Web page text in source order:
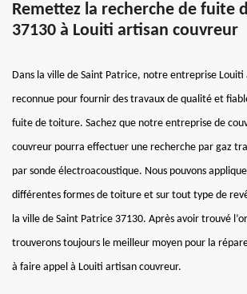
Remettez la recherche de fuite
37130 à Louiti artisan couvreur
Dans la ville de Saint Patrice, notre entreprise
reconnue pour fournir des travaux de qualité et
fuite de toiture. Sachez que notre entreprise de
couvreur pourra effectuer une recherche par gaz
par sonde électroacoustique. Nous pouvons
différentes formes de toiture et sur tout type de
la ville de Saint Patrice 37130. Après avoir trouvé
trouverons toujours le meilleur moyen pour la
à faire appel à Louiti artisan couvreur.